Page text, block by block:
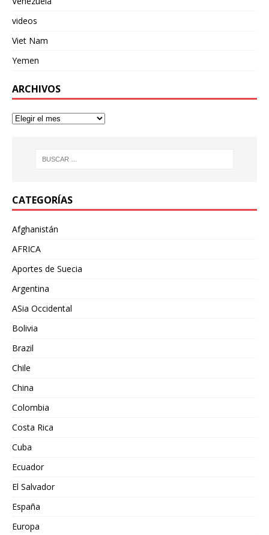
videos
Viet Nam
Yemen
ARCHIVOS
CATEGORÍAS
Afghanistán
AFRICA
Aportes de Suecia
Argentina
ASia Occidental
Bolivia
Brazil
Chile
China
Colombia
Costa Rica
Cuba
Ecuador
El Salvador
España
Europa